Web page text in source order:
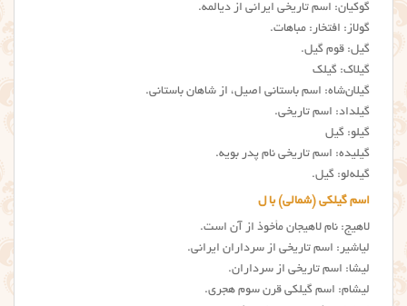
گوکیان: اسم تاریخی ایرانی از دیالمه.
گولاز: افتخار: مباهات.
گیل: قوم گیل.
گیلاک: گیلک
گیلان‌شاه: اسم باستانی اصیل، از شاهان باستانی.
گیلداد: اسم تاریخی.
گیلو: گیل
گیلیده: اسم تاریخی نام پدر بویه.
گیله‌لو: گیل.
اسم گیلکی (شمالی) با ل
لاهیج: نام لاهیجان مأخوذ از آن است.
لیاشیر: اسم تاریخی از سرداران ایرانی.
لیشا: اسم تاریخی از سرداران.
لیشام: اسم گيلكي قرن سوم هجری.